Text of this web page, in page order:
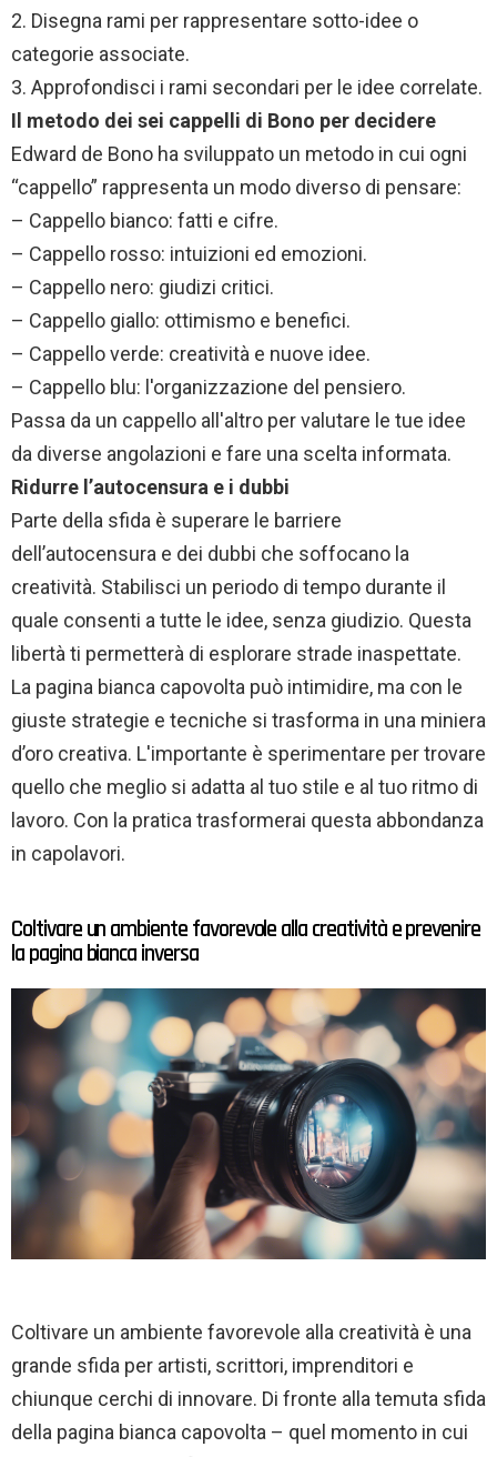
2. Disegna rami per rappresentare sotto-idee o
categorie associate.
3. Approfondisci i rami secondari per le idee correlate.
Il metodo dei sei cappelli di Bono per decidere
Edward de Bono ha sviluppato un metodo in cui ogni
“cappello” rappresenta un modo diverso di pensare:
– Cappello bianco: fatti e cifre.
– Cappello rosso: intuizioni ed emozioni.
– Cappello nero: giudizi critici.
– Cappello giallo: ottimismo e benefici.
– Cappello verde: creatività e nuove idee.
– Cappello blu: l'organizzazione del pensiero.
Passa da un cappello all'altro per valutare le tue idee
da diverse angolazioni e fare una scelta informata.
Ridurre l’autocensura e i dubbi
Parte della sfida è superare le barriere
dell’autocensura e dei dubbi che soffocano la
creatività. Stabilisci un periodo di tempo durante il
quale consenti a tutte le idee, senza giudizio. Questa
libertà ti permetterà di esplorare strade inaspettate.
La pagina bianca capovolta può intimidire, ma con le
giuste strategie e tecniche si trasforma in una miniera
d’oro creativa. L'importante è sperimentare per trovare
quello che meglio si adatta al tuo stile e al tuo ritmo di
lavoro. Con la pratica trasformerai questa abbondanza
in capolavori.
Coltivare un ambiente favorevole alla creatività e prevenire
la pagina bianca inversa
Coltivare un ambiente favorevole alla creatività è una
grande sfida per artisti, scrittori, imprenditori e
chiunque cerchi di innovare. Di fronte alla temuta sfida
della pagina bianca capovolta – quel momento in cui